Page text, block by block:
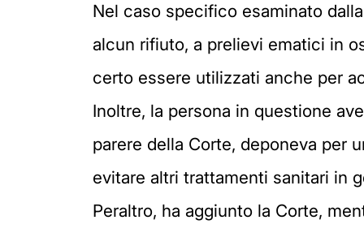
Nel caso specifico esaminato
alcun rifiuto, a prelievi ematici in
certo essere utilizzati anche per
Inoltre, la persona in questione
parere della Corte, deponeva per
evitare altri trattamenti sanitari in
Peraltro, ha aggiunto la Corte,